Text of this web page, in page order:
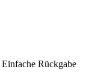
Einfache Rückgabe